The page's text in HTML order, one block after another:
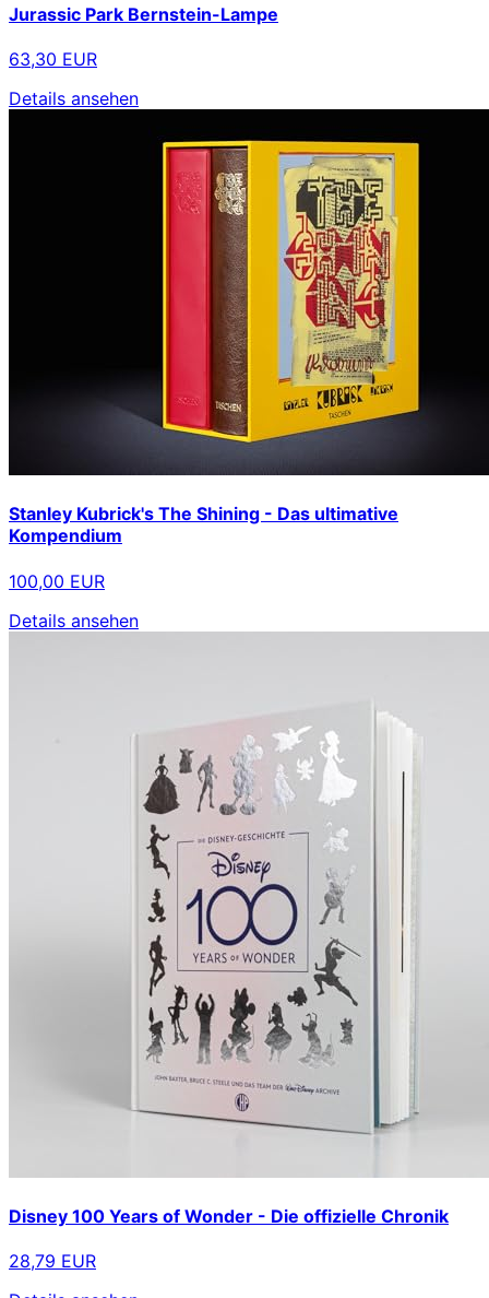
Jurassic Park Bernstein-Lampe
63,30 EUR
Details ansehen
Stanley Kubrick's The Shining - Das ultimative
Kompendium
100,00 EUR
Details ansehen
Disney 100 Years of Wonder - Die offizielle Chronik
28,79 EUR